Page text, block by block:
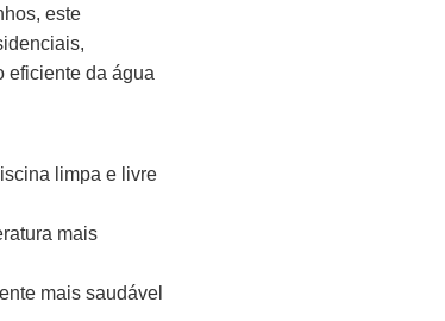
este
eficiente da água
limpa e livre
mais
mais saudável